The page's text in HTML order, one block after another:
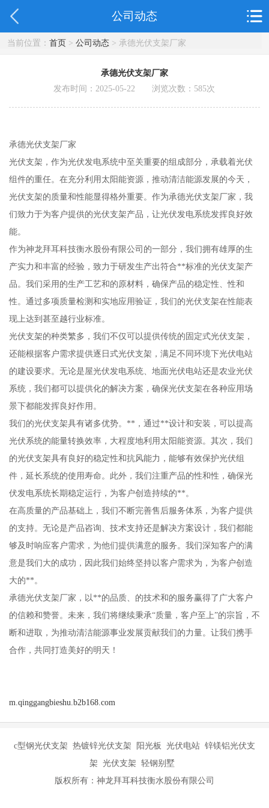
公司动态
当前位置： 首页> 公司动态> 承德光伏支架厂家
承德光伏支架厂家
发布时间：2025-05-22 浏览次数： 585次
承德光伏支架厂家
光伏支架，作为光伏发电系统中至关重要的组成部分，承载着光伏
组件的重任。在充分利用太阳能资源，推动清洁能源发展的今天，
光伏支架的质量和性能显得格外重要。作为承德光伏支架厂家，我
们致力于为客户提供的光伏支架产品，让光伏发电系统发挥良好效
能。
作为神龙拜耳科技衡水股份有限公司的一部分，我们拥有雄厚的生
产实力和丰富的经验，致力于研发生产出符合**标准的光伏支架产
品。我们采用的生产工艺和的原材料，确保产品的稳定性、性和
性。通过多项质量检测和实地应用验证，我们的光伏支架在性能表
现上达到甚至越行业标准。
光伏支架的种类繁多，我们不仅可以提供传统的固定式光伏支架，
还能根据客户需求提供逐日式光伏支架，满足不同环境下光伏电站
的建设要求。无论是屋光伏发电系统、地面光伏电站还是农业光伏
系统，我们都可以提供化的解决方案，确保光伏支架在各种应用场
景下都能发挥良好作用。
我们的光伏支架具有诸多优势。**，通过**设计和安装，可以提高
光伏系统的能量转换效率，大程度地利用太阳能资源。其次，我们
的光伏支架具有良好的稳定性和抗风能力，能够有效保护光伏组
件，延长系统的使用寿命。此外，我们注重产品的性和性，确保光
伏发电系统长期稳定运行，为客户创造持续的**。
在高质量的产品基础上，我们不断完善售后服务体系，为客户提供
的支持。无论是产品咨询、技术支持还是解决方案设计，我们都能
够及时响应客户需求，为他们提供满意的服务。我们深知客户的满
意是我们大的成功，因此我们始终坚持以客户需求为，为客户创造
大的**。
承德光伏支架厂家，以**的品质、的技术和的服务赢得了广大客户
的信赖和赞誉。未来，我们将继续秉承“质量，客户至上”的宗旨，不
断和进取，为推动清洁能源事业发展贡献我们的力量。让我们携手
合作，共同打造美好的明天！
m.qinggangbieshu.b2b168.com
c型钢光伏支架 热镀锌光伏支架 阳光板 光伏电站 锌镁铝光伏支
架 光伏支架 轻钢别墅
版权所有：神龙拜耳科技衡水股份有限公司